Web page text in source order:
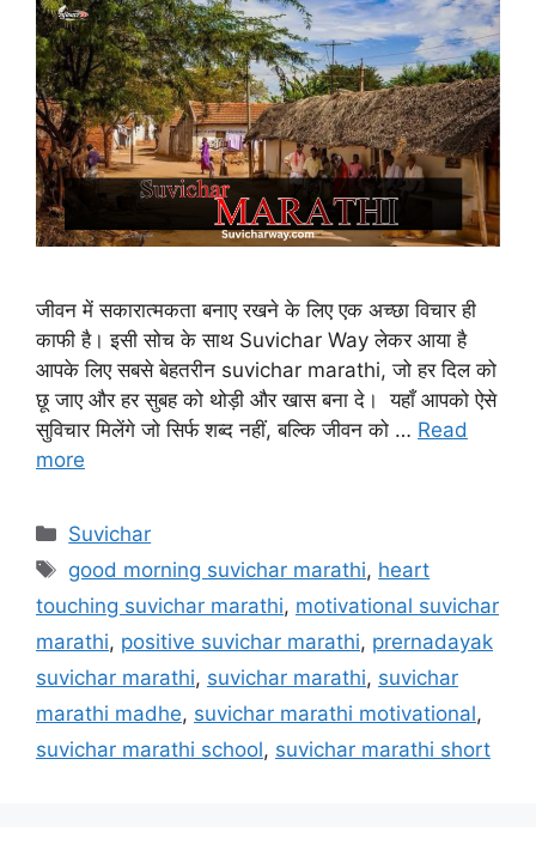
जीवन में सकारात्मकता बनाए रखने के लिए एक अच्छा विचार ही
काफी है। इसी सोच के साथ Suvichar Way लेकर आया है
आपके लिए सबसे बेहतरीन suvichar marathi, जो हर दिल को
छू जाए और हर सुबह को थोड़ी और खास बना दे। यहाँ आपको ऐसे
सुविचार मिलेंगे जो सिर्फ शब्द नहीं, बल्कि जीवन को … Read
more
Categories
Suvichar
Tags
good morning suvichar marathi, heart
touching suvichar marathi, motivational suvichar
marathi, positive suvichar marathi, prernadayak
suvichar marathi, suvichar marathi, suvichar
marathi madhe, suvichar marathi motivational,
suvichar marathi school, suvichar marathi short